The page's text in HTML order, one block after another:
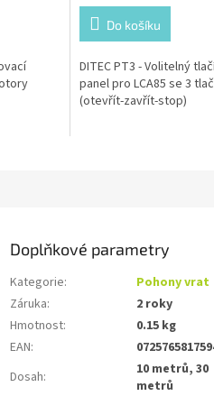
Do košíku
DITEC PT3 - Volitelný
panel pro LCA85 se 3
(otevřít-zavřít-stop)
Doplňkové parametry
Kategorie:
Pohony vrat
Záruka:
2 roky
Hmotnost:
0.15 kg
EAN:
Dosah:
10 metrů, 30
metrů